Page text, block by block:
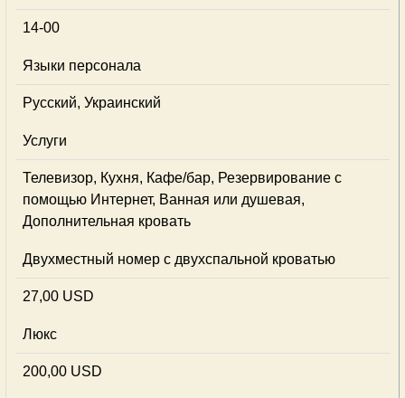
14-00
Языки персонала
Русский, Украинский
Услуги
Телевизор, Кухня, Кафе/бар, Резервирование с
помощью Интернет, Ванная или душевая,
Дополнительная кровать
Двухместный номер с двухспальной кроватью
27,00 USD
Люкс
200,00 USD